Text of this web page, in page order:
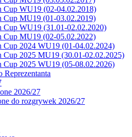
Cup WU19 (02-04.02.2018)
Cup MU19 (01-03.02.2019)
Cup WU19 (31.01-02.02.2020)
Cup MU19 (02-05.02.2022)
Cup 2024 WU19 (01-04.02.2024)
Cup 2025 MU19 (30.01-02.02.2025)
Cup 2025 WU19 (05-08.02.2026)
2026/27
do rozgrywek 2026/27